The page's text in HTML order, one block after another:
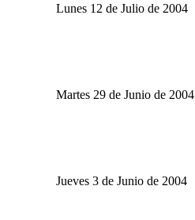
Lunes 12 de Julio de 2004
Martes 29 de Junio de 2004
Jueves 3 de Junio de 2004